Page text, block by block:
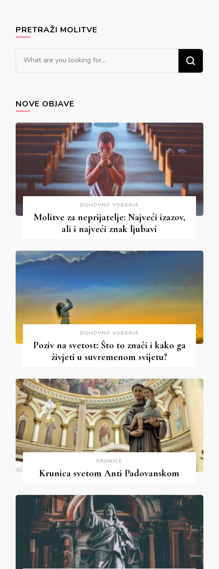
PRETRAŽI MOLITVE
Looking
for
NOVE OBJAVE
DUHOVNO VOĐENJE
Molitve za neprijatelje: Najveći izazov,
ali i najveći znak ljubavi
DUHOVNO VOĐENJE
Poziv na svetost: Što to znači i kako ga
živjeti u suvremenom svijetu?
KRUNICE
Krunica svetom Anti Padovanskom